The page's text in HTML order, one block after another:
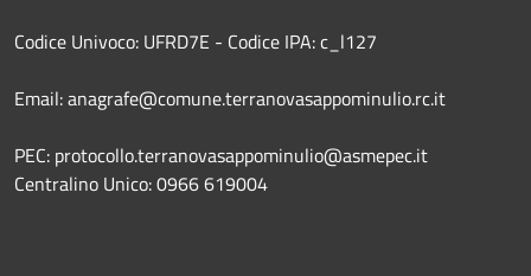
Codice Univoco: UFRD7E - Codice IPA: c_l127
Email: anagrafe@comune.terranovasappominulio.rc.it
PEC: protocollo.terranovasappominulio@asmepec.it
Centralino Unico: 0966 619004